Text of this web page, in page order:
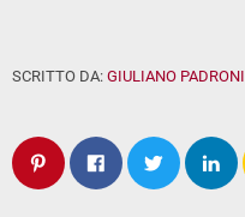
SCRITTO DA: GIULIANO PADRONI